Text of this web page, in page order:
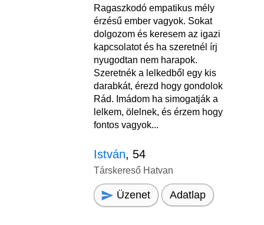
Ragaszkodó empatikus mély
érzésű ember vagyok. Sokat
dolgozom és keresem az igazi
kapcsolatot és ha szeretnél írj
nyugodtan nem harapok.
Szeretnék a lelkedből egy kis
darabkát, érezd hogy gondolok
Rád. Imádom ha simogatják a
lelkem, ölelnek, és érzem hogy
fontos vagyok...
István, 54
Társkereső Hatvan
Üzenet Adatlap